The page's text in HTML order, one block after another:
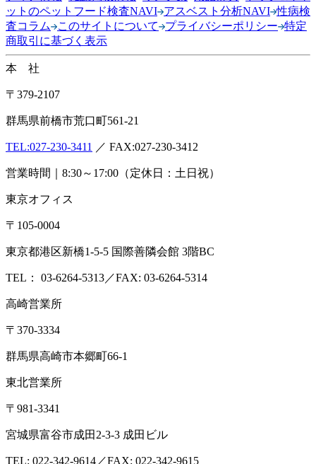
ットのペットフード検査NAVI アスベスト分析NAVI 性病検
査コラム
このサイトについて プライバシーポリシー 特定
商取引に基づく表示
本 社
〒379-2107
群馬県前橋市荒口町561-21
TEL:027-230-3411 ／ FAX:027-230-3412
営業時間｜8:30～17:00（定休日：土日祝）
東京オフィス
〒105-0004
東京都港区新橋1-5-5 国際善隣会館 3階BC
TEL： 03-6264-5313／FAX: 03-6264-5314
高崎営業所
〒370-3334
群馬県高崎市本郷町66-1
東北営業所
〒981-3341
宮城県富谷市成田2-3-3 成田ビル
TEL: 022-342-9614／FAX: 022-342-9615